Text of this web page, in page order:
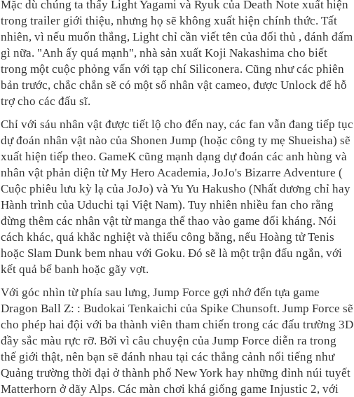
Mặc dù chúng ta thấy Light Yagami và Ryuk của Death Note xuất hiện
trong trailer giới thiệu, nhưng họ sẽ không xuất hiện chính thức. Tất
nhiên, vì nếu muốn thắng, Light chỉ cần viết tên của đối thủ , đánh đấm
gì nữa. "Anh ấy quá mạnh", nhà sản xuất Koji Nakashima cho biết
trong một cuộc phỏng vấn với tạp chí Siliconera. Cũng như các phiên
bản trước, chắc chắn sẽ có một số nhân vật cameo, được Unlock để hỗ
trợ cho các đấu sĩ.
Chỉ với sáu nhân vật được tiết lộ cho đến nay, các fan vẫn đang tiếp tục
dự đoán nhân vật nào của Shonen Jump (hoặc công ty mẹ Shueisha) sẽ
xuất hiện tiếp theo. GameK cũng mạnh dạng dự đoán các anh hùng và
nhân vật phản diện từ My Hero Academia, JoJo's Bizarre Adventure (
Cuộc phiêu lưu kỳ lạ của JoJo) và Yu Yu Hakusho (Nhất dương chỉ hay
Hành trình của Uduchi tại Việt Nam). Tuy nhiên nhiều fan cho rằng
đừng thêm các nhân vật từ manga thể thao vào game đối kháng. Nói
cách khác, quá khắc nghiệt và thiếu công bằng, nếu Hoàng tử Tenis
hoặc Slam Dunk bem nhau với Goku. Đó sẽ là một trận đấu ngắn, với
kết quả bể banh hoặc gãy vợt.
Với góc nhìn từ phía sau lưng, Jump Force gợi nhớ đến tựa game
Dragon Ball Z: : Budokai Tenkaichi của Spike Chunsoft. Jump Force sẽ
cho phép hai đội với ba thành viên tham chiến trong các đấu trường 3D
đầy sắc màu rực rỡ. Bởi vì câu chuyện của Jump Force diễn ra trong
thế giới thật, nên bạn sẽ đánh nhau tại các thắng cảnh nổi tiếng như
Quảng trường thời đại ở thành phố New York hay những đỉnh núi tuyết
Matterhorn ở dãy Alps. Các màn chơi khá giống game Injustic 2, với